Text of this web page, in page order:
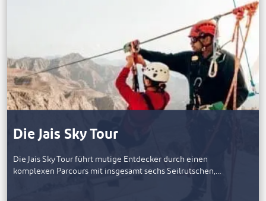
Die Jais Sky Tour
Die Jais Sky Tour führt mutige Entdecker durch einen
komplexen Parcours mit insgesamt sechs Seilrutschen,…